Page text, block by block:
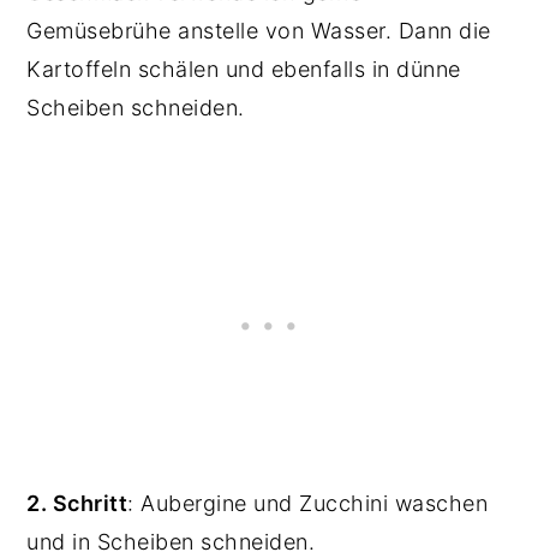
Gemüsebrühe anstelle von Wasser. Dann die
Kartoffeln schälen und ebenfalls in dünne
Scheiben schneiden.
2. Schritt: Aubergine und Zucchini waschen
und in Scheiben schneiden.